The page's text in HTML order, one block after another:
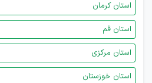
استان کرمان
استان قم
استان مرکزی
استان خوزستان